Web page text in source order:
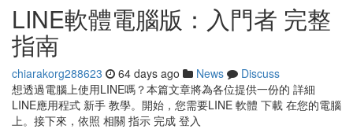
LINE軟體電腦版：入門者 完整
指南
chiarakorg288623 64 days ago News
Discuss
想透過電腦上使用LINE嗎？本篇文章將為各位提供一份的 詳細
LINE應用程式 新手 教學。開始，您需要LINE 軟體 下載 在您的電腦
上。接下來，依照 相關 指示 完成 登入